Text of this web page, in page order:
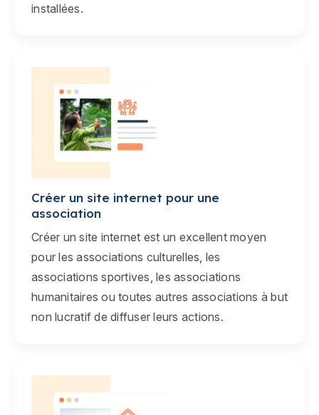
installées.
Créer un site internet pour une
association
Créer un site internet est un excellent moyen
pour les associations culturelles, les
associations sportives, les associations
humanitaires ou toutes autres associations à but
non lucratif de diffuser leurs actions.